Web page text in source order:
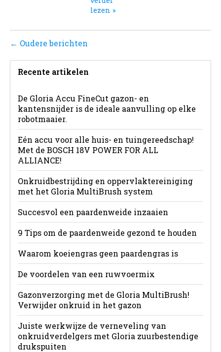
lezen »
← Oudere berichten
Recente artikelen
De Gloria Accu FineCut gazon- en
kantensnijder is de ideale aanvulling op elke
robotmaaier.
Eén accu voor alle huis- en tuingereedschap!
Met de BOSCH 18V POWER FOR ALL
ALLIANCE!
Onkruidbestrijding en oppervlaktereiniging
met het Gloria MultiBrush system
Succesvol een paardenweide inzaaien
9 Tips om de paardenweide gezond te houden
Waarom koeiengras geen paardengras is
De voordelen van een ruwvoermix
Gazonverzorging met de Gloria MultiBrush!
Verwijder onkruid in het gazon
Juiste werkwijze de verneveling van
onkruidverdelgers met Gloria zuurbestendige
drukspuiten